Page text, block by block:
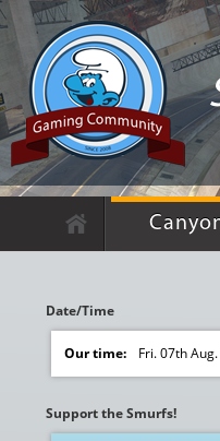
Date/Time
Our time: Fri. 07th
Support the Smurfs!